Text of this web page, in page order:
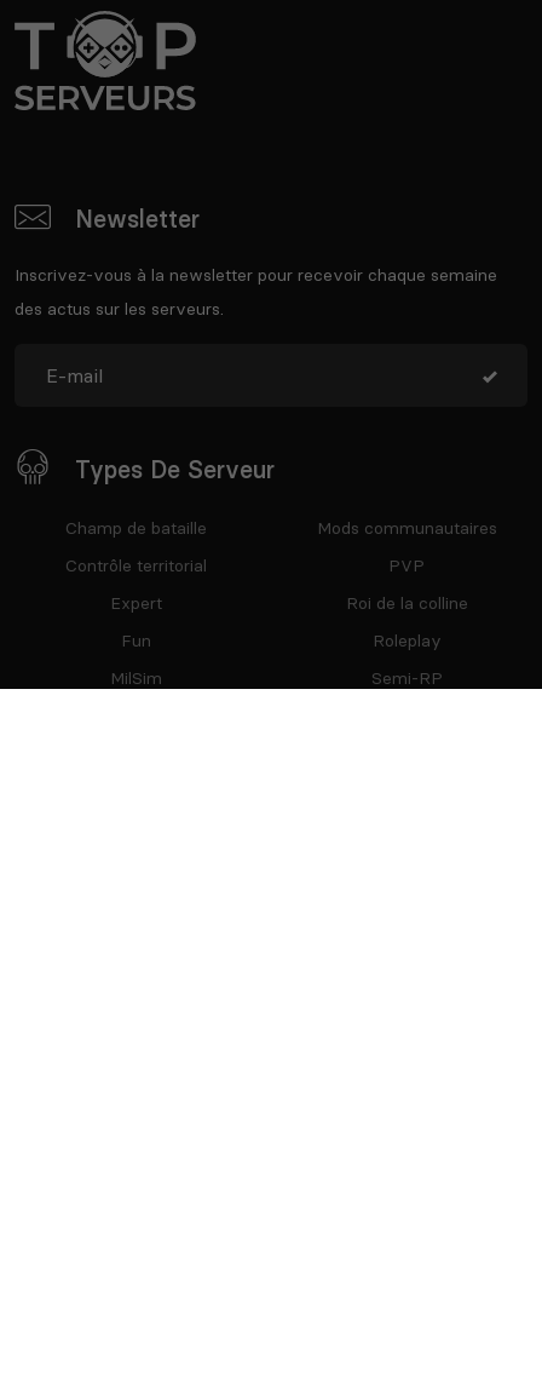
Newsletter
Inscrivez-vous à la newsletter pour recevoir chaque semaine
des actus sur les serveurs.
Types De Serveur
Champ de bataille
Contrôle territorial
Expert
Fun
MilSim
Mods communautaires
PVP
Roi de la colline
Roleplay
Semi-RP